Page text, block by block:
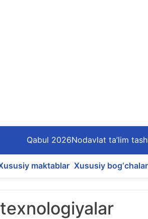
Qabul 2026Nodavlat ta’lim
maktablar Xususiy bog‘chalar